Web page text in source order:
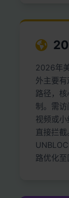
2026年
外主要
路径，
制。‌‌需
视频或
直接拦
路优化至